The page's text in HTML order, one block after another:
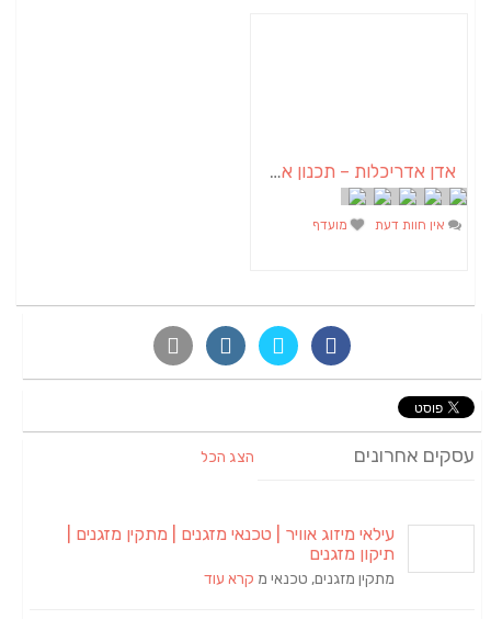
אדן אדריכלות – תכנון אדריכלי
אין חוות דעת מועדף
עסקים אחרונים הצג הכל
עילאי מיזוג אוויר | טכנאי מזגנים | מתקין מזגנים |
תיקון מזגנים
מתקין מזגנים, טכנאי מ קרא עוד